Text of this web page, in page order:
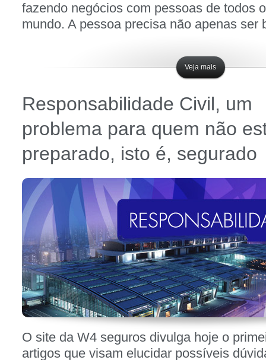
fazendo negócios com pessoas de todos
mundo. A pessoa precisa não apenas
Veja mais
Responsabilidade Civil, um
problema para quem não
preparado, isto é, segurado
Postado em outubro 24, 2012 - 2:29 pm
Por
W4 Seguros
Postado em
Notícias
Responsabilidade Civil
O site da W4 seguros divulga hoje o
artigos que visam elucidar possíveis